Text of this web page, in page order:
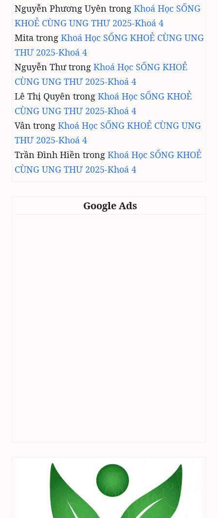
Nguyễn Phương Uyên trong Khoá Học SỐNG
KHOẺ CÙNG UNG THƯ 2025-Khoá 4
Mita trong Khoá Học SỐNG KHOẺ CÙNG UNG
THƯ 2025-Khoá 4
Nguyễn Thưtrong Khoá Học SỐNG KHOẺ
CÙNG UNG THƯ 2025-Khoá 4
Lê Thị Quyên trong Khoá Học SỐNG KHOẺ
CÙNG UNG THƯ 2025-Khoá 4
Vân trong Khoá Học SỐNG KHOẺ CÙNG UNG
THƯ 2025-Khoá 4
Trần Đình Hiền trong Khoá Học SỐNG KHOẺ
CÙNG UNG THƯ 2025-Khoá 4
Google Ads